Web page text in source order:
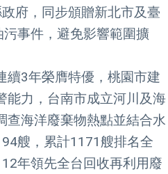
府，同步頒贈新北市及臺
事件，避免影響範圍擴
續3年榮膺特優，桃園市建
能力，台南市成立河川及海
查海洋廢棄物熱點並結合水
艘，累計1171艘排名全
年領先全台回收再利用廢